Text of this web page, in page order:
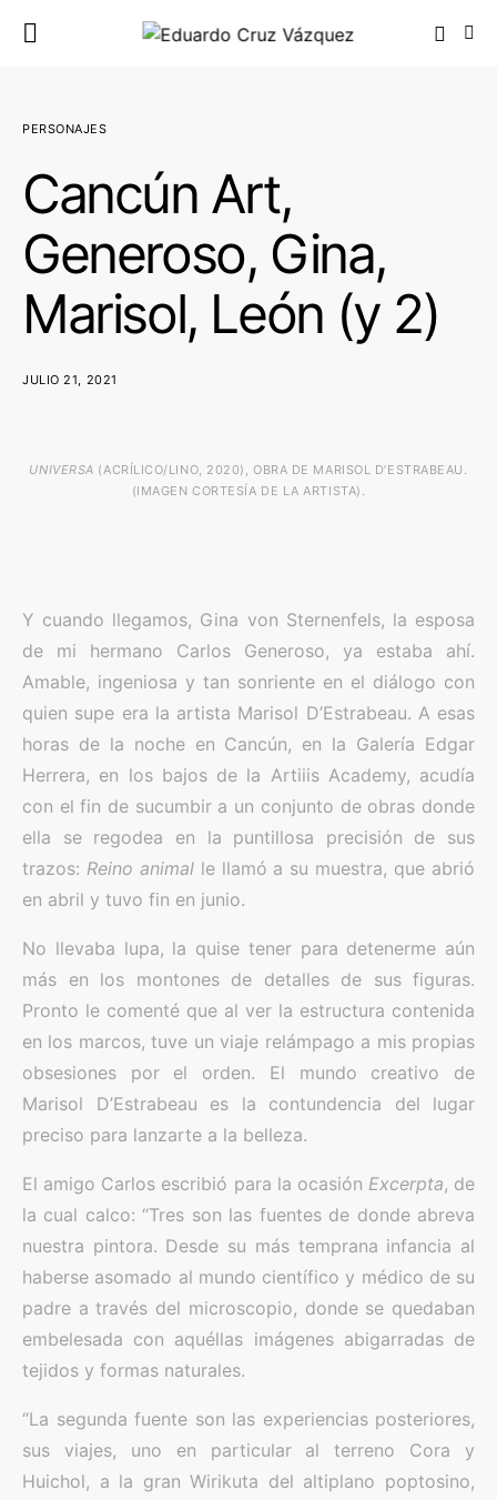
PERSONAJES
Cancún Art,
Generoso, Gina,
Marisol, León (y 2)
JULIO 21, 2021
UNIVERSA (ACRÍLICO/LINO, 2020), OBRA DE MARISOL D’ESTRABEAU.
(IMAGEN CORTESÍA DE LA ARTISTA).
Y cuando llegamos, Gina von Sternenfels, la esposa
de mi hermano Carlos Generoso, ya estaba ahí.
Amable, ingeniosa y tan sonriente en el diálogo con
quien supe era la artista Marisol D’Estrabeau. A esas
horas de la noche en Cancún, en la Galería Edgar
Herrera, en los bajos de la Artiiis Academy, acudía
con el fin de sucumbir a un conjunto de obras donde
ella se regodea en la puntillosa precisión de sus
trazos: Reino animalle llamó a su muestra, que abrió
en abril y tuvo fin en junio.
No llevaba lupa, la quise tener para detenerme aún
más en los montones de detalles de sus figuras.
Pronto le comenté que al ver la estructura contenida
en los marcos, tuve un viaje relámpago a mis propias
obsesiones por el orden. El mundo creativo de
Marisol D’Estrabeau es la contundencia del lugar
preciso para lanzarte a la belleza.
El amigo Carlos escribió para la ocasión Excerpta, de
la cual calco: “Tres son las fuentes de donde abreva
nuestra pintora. Desde su más temprana infancia al
haberse asomado al mundo científico y médico de su
padre a través del microscopio, donde se quedaban
embelesada con aquéllas imágenes abigarradas de
tejidos y formas naturales.
“La segunda fuente son las experiencias posteriores,
sus viajes, uno en particular al terreno Cora y
Huichol, a la gran Wirikuta del altiplano poptosino,